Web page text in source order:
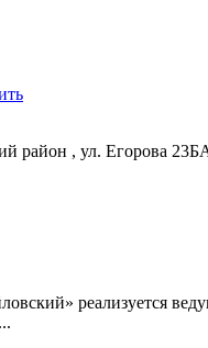
район , ул. Егорова
реализуется